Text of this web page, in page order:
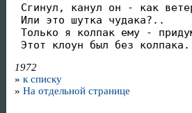
Сгинул, канул он - как
Или это шутка чудака?..
Только я колпак ему -
Этот клоун был без колпака.
1972
» к списку
» На отдельной странице